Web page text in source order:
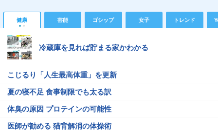
健康 芸能 ゴシップ 女子 トレンド
冷蔵庫を見れば貯まる家かわかる
こじるり「人生最高体重」を更新
夏の寝不足 食事制限でも太る訳
体臭の原因 プロテインの可能性
医師が勧める 猫背解消の体操術